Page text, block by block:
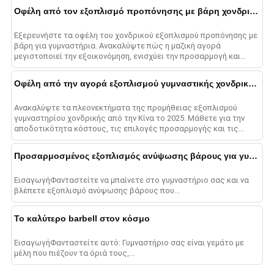
Οφέλη από τον εξοπλισμό προπόνησης με βάρη χονδρικής
Εξερευνήστε τα οφέλη του χονδρικού εξοπλισμού προπόνησης με
βάρη για γυμναστήρια. Ανακαλύψτε πώς η μαζική αγορά
μεγιστοποιεί την εξοικονόμηση, ενισχύει την προσαρμογή και
εξορθολογίζει τη λειτουργία......
Οφέλη από την αγορά εξοπλισμού γυμναστικής χονδρικής από την Κίνα
Ανακαλύψτε τα πλεονεκτήματα της προμήθειας εξοπλισμού
γυμναστηρίου χονδρικής από την Κίνα το 2025. Μάθετε για την
αποδοτικότητα κόστους, τις επιλογές προσαρμογής και τις
στρατηγικές για επιτυχία......
Προσαρμοσμένος εξοπλισμός ανύψωσης βάρους για γυμναστήρια
ΕισαγωγήΦανταστείτε να μπαίνετε στο γυμναστήριο σας και να
βλέπετε εξοπλισμό ανύψωσης βάρους που...
Το καλύτερο barbell στον κόσμο
ΕισαγωγήΦανταστείτε αυτό: Γυμναστήριο σας είναι γεμάτο με
μέλη που πιέζουν τα όριά τους,...